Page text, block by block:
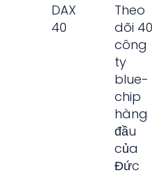
DAX
40
Theo
dõi 40
công
ty
blue-
chip
hàng
đầu
của
Đức